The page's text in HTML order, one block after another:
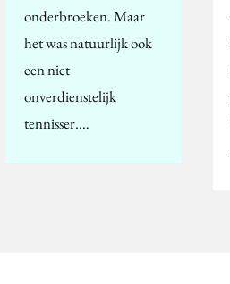
onderbroeken. Maar
het was natuurlijk ook
een niet
onverdienstelijk
tennisser.…